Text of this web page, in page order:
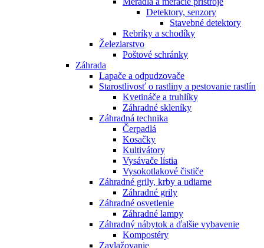
Detektory, senzory
Stavebné detektory
Rebríky a schodíky
Železiarstvo
Poštové schránky
Záhrada
Lapače a odpudzovače
Starostlivosť o rastliny a pestovanie rastlín
Kvetináče a truhlíky
Záhradné skleníky
Záhradná technika
Čerpadlá
Kosačky
Kultivátory
Vysávače lístia
Vysokotlakové čističe
Záhradné grily, krby a udiarne
Záhradné grily
Záhradné osvetlenie
Záhradné lampy
Záhradný nábytok a ďalšie vybavenie
Kompostéry
Zavlažovanie